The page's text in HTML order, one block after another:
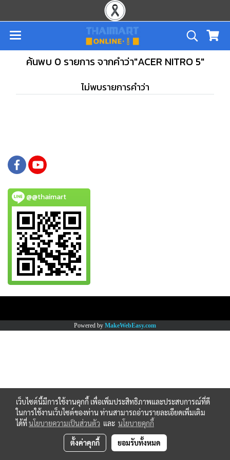
ค้นพบ 0 รายการ จากคำว่า"ACER NITRO 5"
ไม่พบรายการคำว่า
@@thaimart
Powered by MakeWebEasy.com
เว็บไซต์นี้มีการใช้งานคุกกี้ เพื่อเพิ่มประสิทธิภาพและประสบการณ์ที่ดี
ในการใช้งานเว็บไซต์ของท่าน ท่านสามารถอ่านรายละเอียดเพิ่มเติม
ได้ที่นโยบายความเป็นส่วนตัว และ นโยบายคุกกี้
ตั้งค่าคุกกี้ ยอมรับทั้งหมด